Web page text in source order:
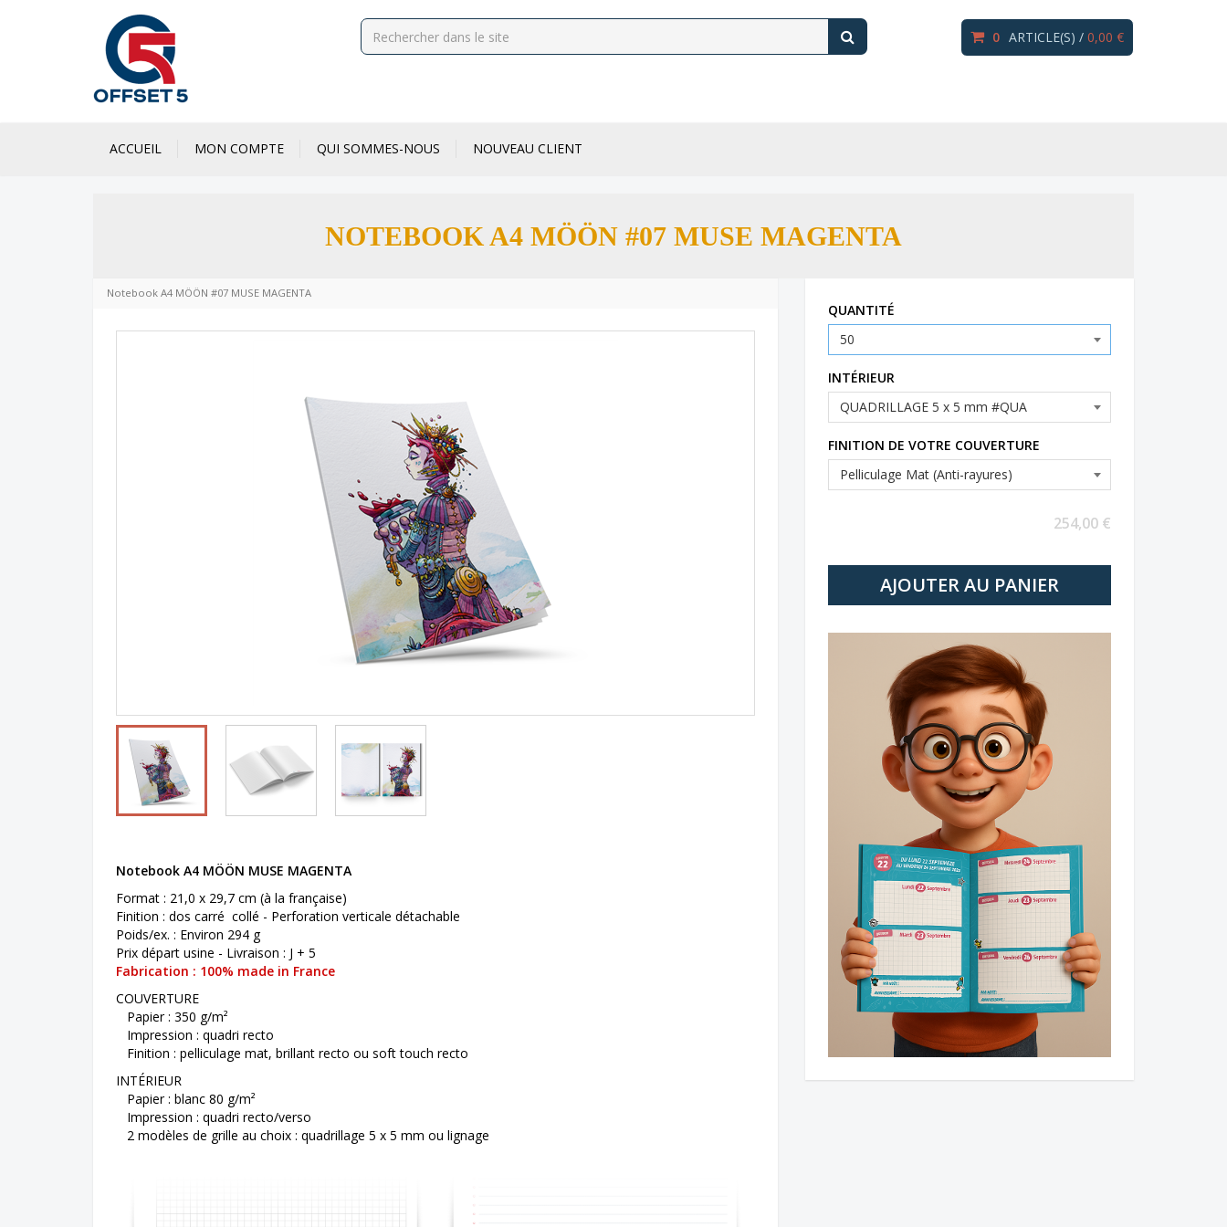
0 ARTICLE(S) / 0,00 €
ACCUEIL MON COMPTE QUI SOMMES-NOUS NOUVEAU CLIENT
NOTEBOOK A4 MÖÖN #07 MUSE MAGENTA
QUANTITÉ
INTÉRIEUR
FINITION DE VOTRE COUVERTURE
254,00 €
Notebook A4 MÖÖN #07 MUSE MAGENTA
Notebook A4 MÖÖN MUSE MAGENTA
Format : 21,0 x 29,7 cm (à la française)
Finition : dos carré collé - Perforation verticale détachable
Poids/ex. : Environ 294 g
Prix départ usine - Livraison : J + 5
Fabrication : 100% made in France
COUVERTURE
Papier : 350 g/m²
Impression : quadri recto
Finition : pelliculage mat, brillant recto ou soft touch recto
INTÉRIEUR
Papier : blanc 80 g/m²
Impression : quadri recto/verso
2 modèles de grille au choix : quadrillage 5 x 5 mm ou lignage